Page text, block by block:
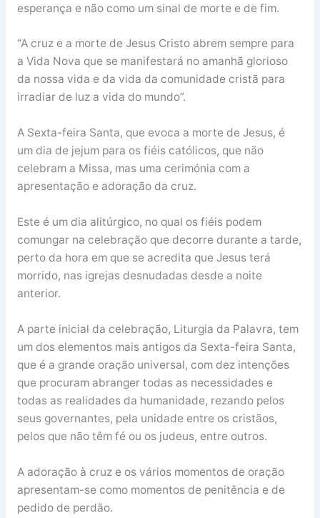
esperança e não como um sinal de morte e de fim.
“A cruz e a morte de Jesus Cristo abrem sempre para
a Vida Nova que se manifestará no amanhã glorioso
da nossa vida e da vida da comunidade cristã para
irradiar de luz a vida do mundo”.
A Sexta-feira Santa, que evoca a morte de Jesus, é
um dia de jejum para os fiéis católicos, que não
celebram a Missa, mas uma cerimónia com a
apresentação e adoração da cruz.
Este é um dia alitúrgico, no qual os fiéis podem
comungar na celebração que decorre durante a tarde,
perto da hora em que se acredita que Jesus terá
morrido, nas igrejas desnudadas desde a noite
anterior.
A parte inicial da celebração, Liturgia da Palavra, tem
um dos elementos mais antigos da Sexta-feira Santa,
que é a grande oração universal, com dez intenções
que procuram abranger todas as necessidades e
todas as realidades da humanidade, rezando pelos
seus governantes, pela unidade entre os cristãos,
pelos que não têm fé ou os judeus, entre outros.
A adoração à cruz e os vários momentos de oração
apresentam-se como momentos de penitência e de
pedido de perdão.